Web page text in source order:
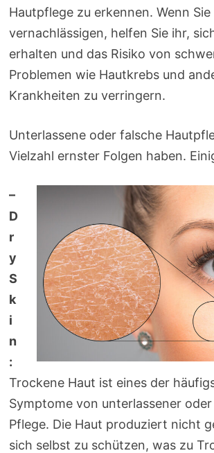
Hautpflege zu erkennen. Wenn
vernachlässigen, helfen Sie ihr,
erhalten und das Risiko von
Problemen wie Hautkrebs und
Krankheiten zu verringern.
Unterlassene oder falsche
Vielzahl ernster Folgen haben.
–
D
r
y
S
k
i
n
:
Trockene Haut ist eines der
Symptome von unterlassener
Pflege. Die Haut produziert nicht
sich selbst zu schützen, was zu